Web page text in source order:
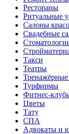
Рестораны
Ритуальные
Салоны
Свадебные
Такси
Театры
Тренажёрные
Турфирмы
Фитнес-
Цветы
Тату
СПА
Адвокаты и